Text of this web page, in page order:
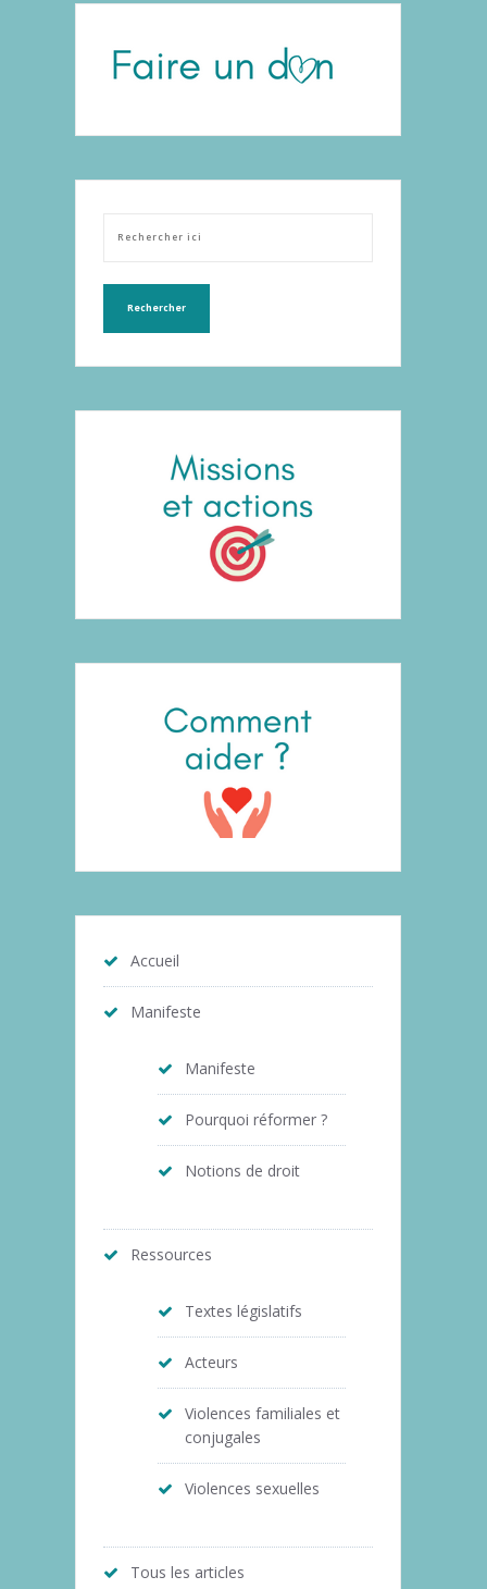
Accueil
Manifeste
Manifeste
Pourquoi réformer ?
Notions de droit
Ressources
Textes législatifs
Acteurs
Violences familiales et
conjugales
Violences sexuelles
Tous les articles